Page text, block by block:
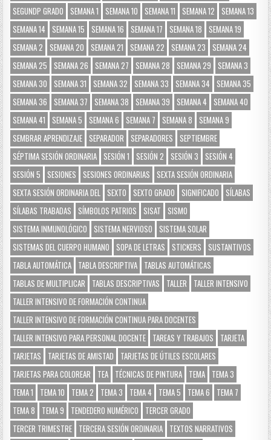
SEGUNDP GRADO
SEMANA 1 SEMANA 10 SEMANA 11 SEMANA 12
SEMANA 13
SEMANA 14
SEMANA 15 SEMANA 16 SEMANA 17 SEMANA 18
SEMANA 19
SEMANA 2
SEMANA 20 SEMANA 21 SEMANA 22 SEMANA 23
SEMANA 24
SEMANA 25
SEMANA 26 SEMANA 27 SEMANA 28 SEMANA 29
SEMANA 3
SEMANA 30
SEMANA 31 SEMANA 32 SEMANA 33 SEMANA 34
SEMANA 35
SEMANA 36
SEMANA 37 SEMANA 38 SEMANA 39 SEMANA 4
SEMANA 40
SEMANA 41
SEMANA 5 SEMANA 6 SEMANA 7 SEMANA 8
SEMANA 9
SEMBRAR APRENDIZAJE SEPARADOR SEPARADORES
SEPTIEMBRE
SÉPTIMA SESIÓN ORDINARIA SESIÓN 1 SESIÓN 2 SESIÓN 3
SESIÓN 4
SESIÓN 5
SESIONES SESIONES ORDINARIAS
SEXTA SESIÓN ORDINARIA
SEXTA SESIÓN ORDINARIA DEL SEXTO SEXTO GRADO SIGNIFICADO
SÍLABAS
SÍLABAS TRABADAS
SÍMBOLOS PATRIOS SISAT
SISMO
SISTEMA INMUNOLÓGICO
SISTEMA NERVIOSO
SISTEMA SOLAR
SISTEMAS DEL CUERPO HUMANO
SOPA DE LETRAS STICKERS
SUSTANTIVOS
TABLA AUTOMÁTICA TABLA DESCRIPTIVA TABLAS AUTOMÁTICAS
TABLAS DE MULTIPLICAR
TABLAS DESCRIPTIVAS TALLER
TALLER INTENSIVO
TALLER INTENSIVO DE FORMACIÓN CONTINUA
TALLER INTENSIVO DE FORMACIÓN CONTINUA PARA DOCENTES
TALLER INTENSIVO PARA PERSONAL DOCENTE TAREAS Y TRABAJOS
TARJETA
TARJETAS
TARJETAS DE AMISTAD
TARJETAS DE ÚTILES ESCOLARES
TARJETAS PARA COLOREAR
TEA TÉCNICAS DE PINTURA TEMA TEMA 3
TEMA 1
TEMA 10 TEMA 2 TEMA 3 TEMA 4 TEMA 5 TEMA 6
TEMA 7
TEMA 8
TEMA 9 TENDEDERO NUMÉRICO
TERCER GRADO
TERCER TRIMESTRE TERCERA SESIÓN ORDINARIA TEXTOS NARRATIVOS